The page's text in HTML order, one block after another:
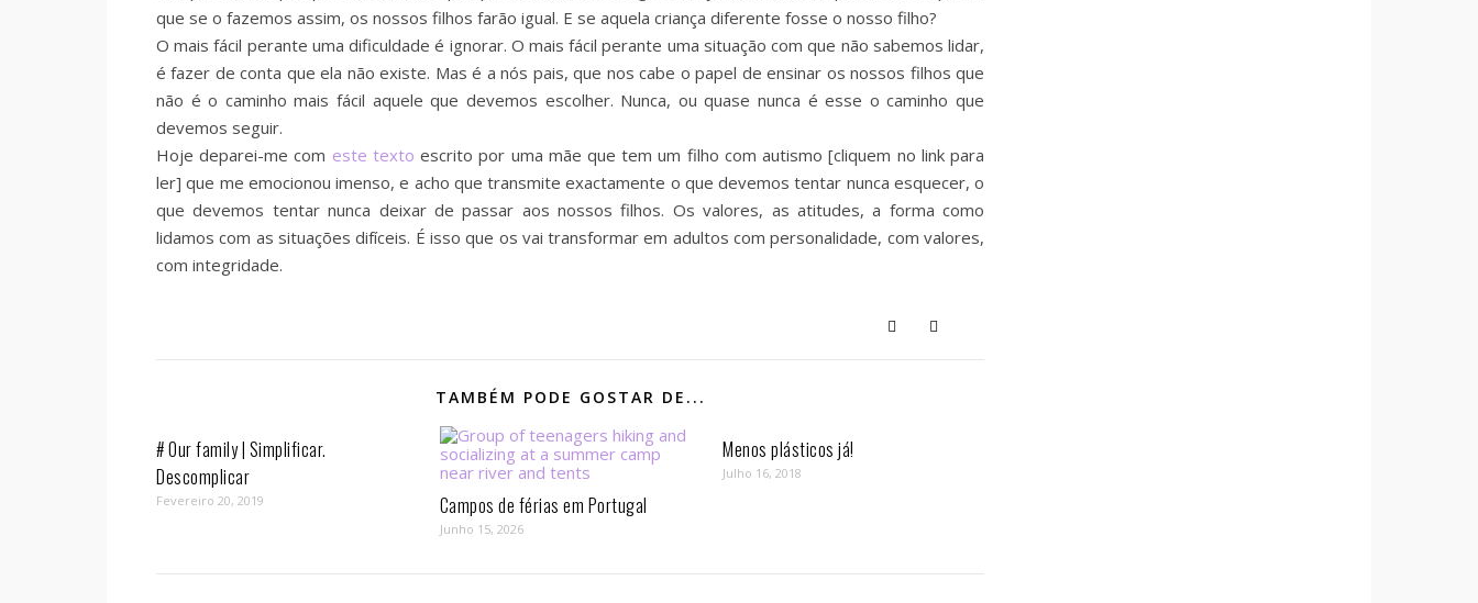
que se o fazemos assim, os nossos filhos farão igual. E se aquela criança diferente fosse o nosso filho?
O mais fácil perante uma dificuldade é ignorar. O mais fácil perante uma situação com que não sabemos lidar,
é fazer de conta que ela não existe. Mas é a nós pais, que nos cabe o papel de ensinar os nossos filhos que
não é o caminho mais fácil aquele que devemos escolher. Nunca, ou quase nunca é esse o caminho que
devemos seguir.
Hoje deparei-me com este texto escrito por uma mãe que tem um filho com autismo [cliquem no link para
ler] que me emocionou imenso, e acho que transmite exactamente o que devemos tentar nunca esquecer, o
que devemos tentar nunca deixar de passar aos nossos filhos. Os valores, as atitudes, a forma como
lidamos com as situações difíceis. É isso que os vai transformar em adultos com personalidade, com valores,
com integridade.
TAMBÉM PODE GOSTAR DE...
# Our family | Simplificar.
Descomplicar
Fevereiro 20, 2019 Campos de férias em Portugal
Junho 15, 2026
Menos plásticos já!
Julho 16, 2018